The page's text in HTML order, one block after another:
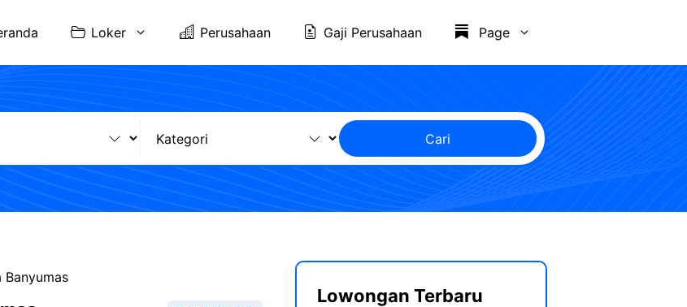
Loker Perusahaan Gaji Perusahaan Page
Cari
Banyumas
Lowongan Terbaru